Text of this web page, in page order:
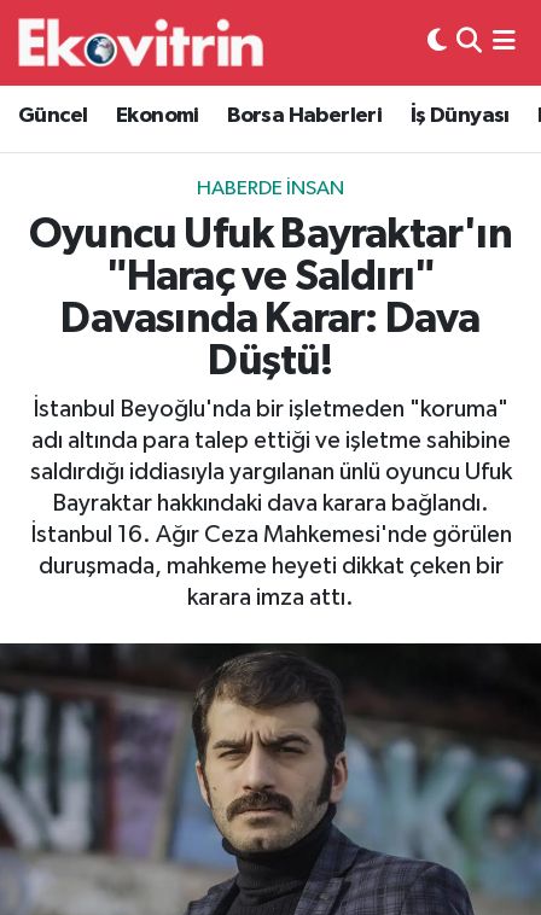
Güncel Ekonomi Borsa Haberleri İş Dünyası
HABERDE İNSAN
Oyuncu Ufuk Bayraktar'ın
"Haraç ve Saldırı"
Davasında Karar: Dava
Düştü!
İstanbul Beyoğlu'nda bir işletmeden "koruma"
adı altında para talep ettiği ve işletme sahibine
saldırdığı iddiasıyla yargılanan ünlü oyuncu Ufuk
Bayraktar hakkındaki dava karara bağlandı.
İstanbul 16. Ağır Ceza Mahkemesi'nde görülen
duruşmada, mahkeme heyeti dikkat çeken bir
karara imza attı.
Güncel
Ekonomi
Borsa Haberleri
İş Dünyası
Lojistik
Otovitrin
Asayiş
Magazin
Gayrimenkul
Spor
Eğitim
Hava Durumu
Trafik Durumu
Süper Lig Puan Durumu ve Fikstür
Tüm Manşetler
Son Dakika Haberleri
Haber Arşivi